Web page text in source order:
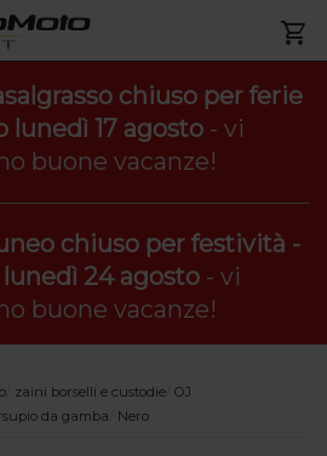
chiuso per ferie
lunedì 17 agosto - vi
buone vacanze!
chiuso per festività -
24 agosto - vi
buone vacanze!
zaini borselli e custodie OJ
da gamba
Nero